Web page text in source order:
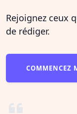
Rejoignez ceux
de rédiger.
COMMENCEZ